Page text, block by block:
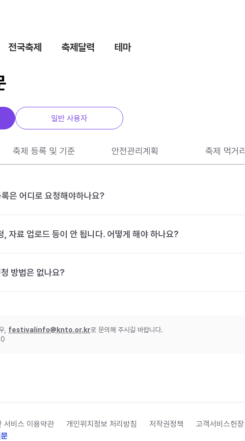
전국축제 축제달력 테마
일반 사용자
축제 등록 및 기준 안전관리계획 축제 먹거리
은 어디로 요청해야하나요?
, 자료 업로드 등이 안 됩니다. 어떻게 해야 하나요?
방법은 없나요?
, festivalinfo@knto.or.kr로 문의해 주시길 바랍니다.
서비스 이용약관 개인위치정보 처리방침 저작권정책 고객서비스헌장